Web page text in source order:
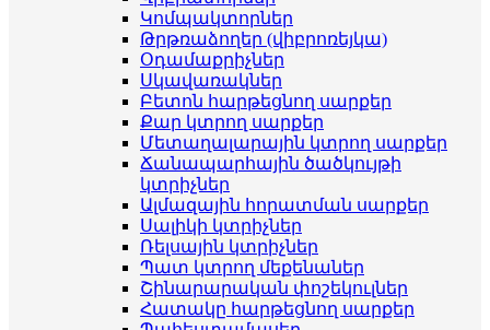
Կոմպակտորներ
Թրթռաձողեր (վիբրոռեյկա)
Օդամաքրիչներ
Սկավառակներ
Բետոն հարթեցնող սարքեր
Քար կտրող սարքեր
Մետաղալարային կտրող սարքեր
Ճանապարհային ծածկույթի
կտրիչներ
Ալմազային հորատման սարքեր
Սալիկի կտրիչներ
Ռելսային կտրիչներ
Պատ կտրող մեքենաներ
Շինարարական փոշեկուլներ
Հատակը հարթեցնող սարքեր